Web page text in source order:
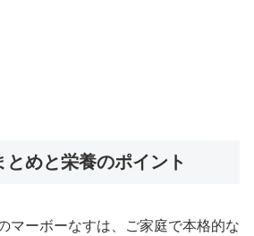
とめと栄養のポイント
マーボーなすは、ご家庭で本格的な